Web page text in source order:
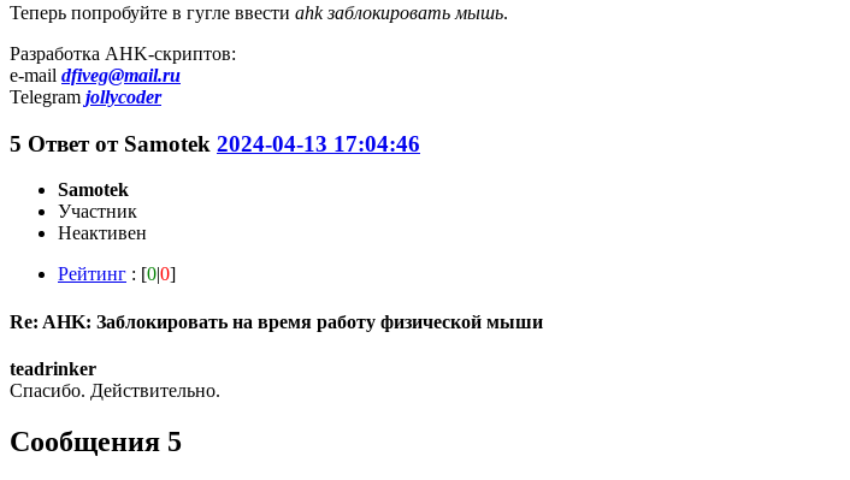
Теперь попробуйте в гугле ввести ahk заблокировать мышь.
Разработка AHK-скриптов:
e-mail dfiveg@mail.ru
Telegram jollycoder
5 Ответ от Samotek 2024-04-13 17:04:46
Samotek
Участник
Неактивен
Рейтинг : [0|0]
Re: AHK: Заблокировать на время работу физической мыши
teadrinker
Спасибо. Действительно.
Сообщения 5